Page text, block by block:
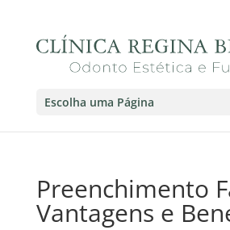
Escolha uma Página
Preenchimento
Vantagens e